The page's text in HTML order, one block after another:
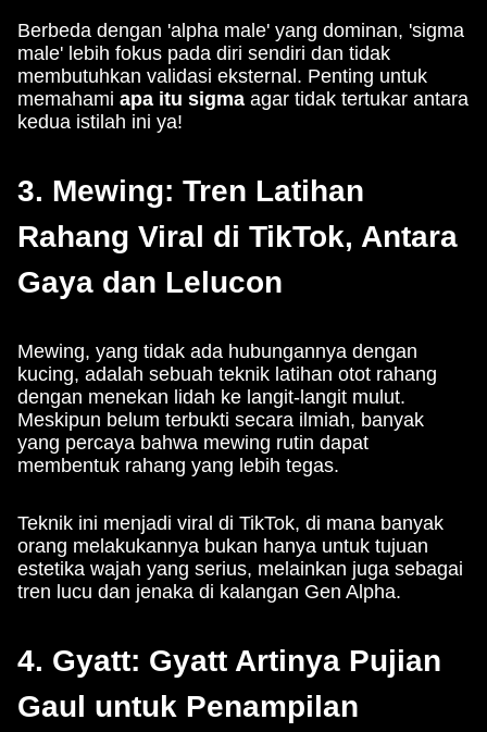
Berbeda dengan 'alpha male' yang dominan, 'sigma
male' lebih fokus pada diri sendiri dan tidak
membutuhkan validasi eksternal. Penting untuk
memahami apa itu sigma agar tidak tertukar antara
kedua istilah ini ya!
3. Mewing: Tren Latihan
Rahang Viral di TikTok, Antara
Gaya dan Lelucon
Mewing, yang tidak ada hubungannya dengan
kucing, adalah sebuah teknik latihan otot rahang
dengan menekan lidah ke langit-langit mulut.
Meskipun belum terbukti secara ilmiah, banyak
yang percaya bahwa mewing rutin dapat
membentuk rahang yang lebih tegas.
Teknik ini menjadi viral di TikTok, di mana banyak
orang melakukannya bukan hanya untuk tujuan
estetika wajah yang serius, melainkan juga sebagai
tren lucu dan jenaka di kalangan Gen Alpha.
4. Gyatt: Gyatt Artinya Pujian
Gaul untuk Penampilan